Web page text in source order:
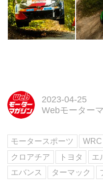
2023-04-25
Webモーター
モータースポーツ WRC
クロアチア
トヨタ
エ
エバンス
ターマック